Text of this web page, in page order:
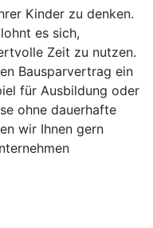
Kinder zu denken.
es sich,
Zeit zu nutzen.
Bausparvertrag ein
für Ausbildung oder
ohne dauerhafte
wir Ihnen gern